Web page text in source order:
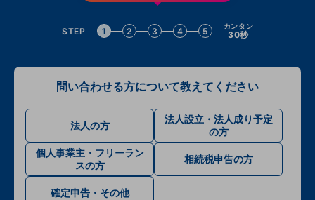
STEP 1 2 3 4 5 カンタン
30秒
問い合わせる方について教えてください
法人の方
法人設立・法人成り予定
の方
個人事業主・フリーラン
スの方
相続税申告の方
確定申告・その他